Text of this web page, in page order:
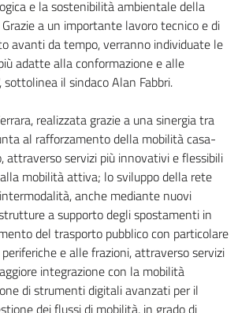
e la sostenibilità ambientale della
a un importante lavoro tecnico e di
avanti da tempo, verranno individuate le
adatte alla conformazione e alle
sottolinea il sindaco Alan Fabbri.
realizzata grazie a una sinergia tra
al rafforzamento della mobilità casa-
attraverso servizi più innovativi e flessibili
mobilità attiva; lo sviluppo della rete
anche mediante nuovi
a supporto degli spostamenti in
del trasporto pubblico con particolare
e alle frazioni, attraverso servizi
integrazione con la mobilità
di strumenti digitali avanzati per il
dei flussi di mobilità, in grado di